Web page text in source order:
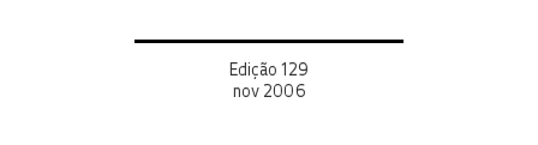
Edição 129
nov 2006